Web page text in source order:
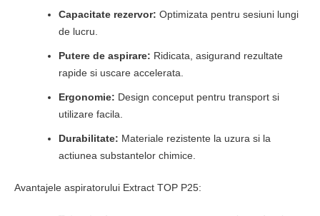
Capacitate rezervor: Optimizata pentru sesiuni lungi
de lucru.
Putere de aspirare: Ridicata, asigurand rezultate
rapide si uscare accelerata.
Ergonomie: Design conceput pentru transport si
utilizare facila.
Durabilitate: Materiale rezistente la uzura si la
actiunea substantelor chimice.
Avantajele aspiratorului Extract TOP P25: